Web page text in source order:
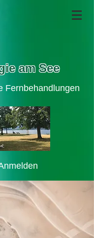
am See
Fernbehandlungen